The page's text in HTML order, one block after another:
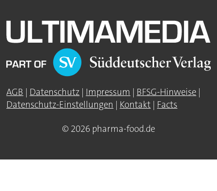
AGB | Datenschutz | Impressum | BFSG-Hinweise |
Datenschutz-Einstellungen | Kontakt | Facts
© 2026 pharma-food.de